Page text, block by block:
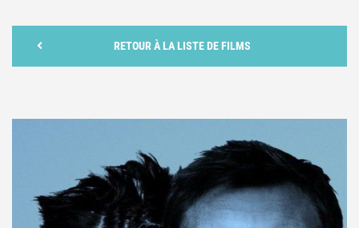
RETOUR À LA LISTE DE FILMS